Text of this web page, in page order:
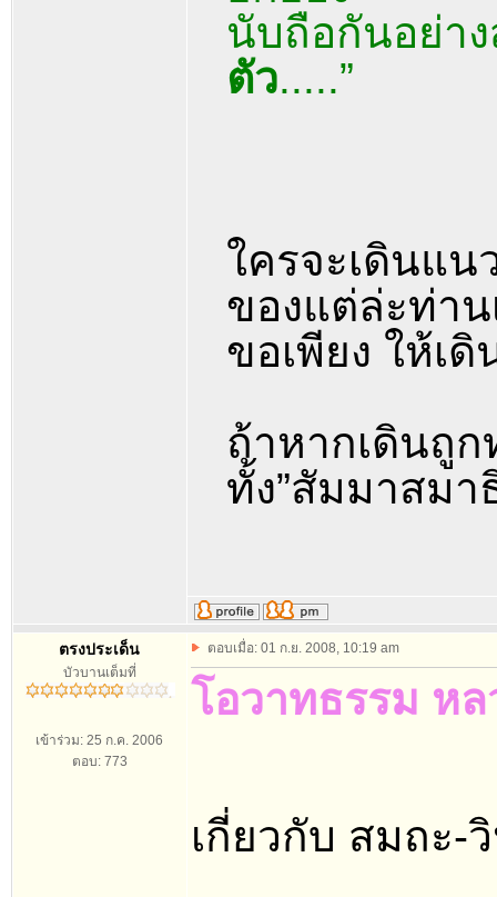
นับถือกันอย่า
ตัว.....”
ใครจะเดินแ
ของแต่ล่ะท่าน
ขอเพียง ให้เ
ถ้าหากเดินถู
ทั้ง”สัมมาสมา
ตรงประเด็น
บัวบานเต็มที่
เข้าร่วม: 25 ก.ค. 2006
ตอบ: 773
ตอบเมื่อ: 01 ก.ย. 2008, 10:19 am
โอวาทธรรม ห
เกี่ยวกับ สมถะ-